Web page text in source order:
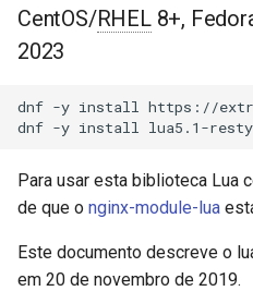
auth-ldap
auth-pam
auth-totp
aws-auth
client:read_body
client:close
resty.http2.protocol
protocol.session
QUIC - Pacotes RPM para
RHEL e CentOS
no RHEL, CentOS, Rocky
Linux e AlmaLinux
CentOS/RHEL8+,
2023
dnf -y install
https://
dnf -y install
Para usar esta biblioteca Lua
de que o nginx-module-lua
Este documento descreve o
em 20 de novembro de 2019.